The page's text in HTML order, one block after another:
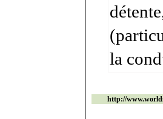
la
http://